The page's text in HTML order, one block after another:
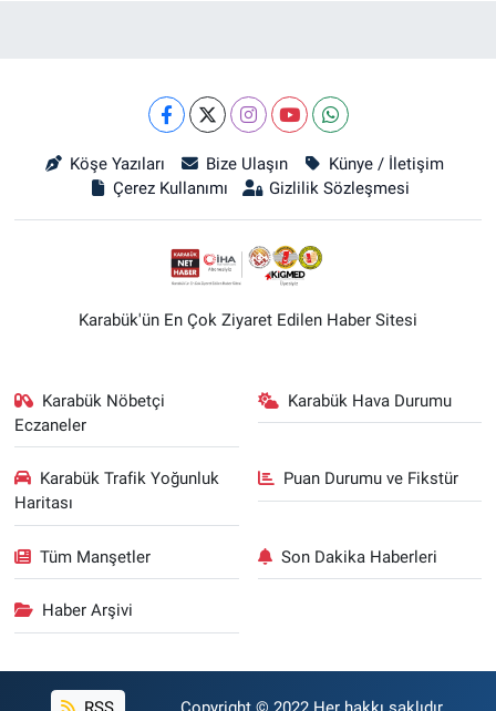
Köşe Yazıları Bize Ulaşın
Künye / İletişim
Çerez Kullanımı
Gizlilik Sözleşmesi
Karabük'ün En Çok Ziyaret Edilen Haber Sitesi
Karabük Nöbetçi
Eczaneler
Karabük Hava Durumu
Karabük Trafik Yoğunluk
Haritası
Puan Durumu ve Fikstür
Tüm Manşetler Son Dakika Haberleri
Haber Arşivi